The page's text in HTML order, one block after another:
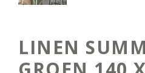
LINEN